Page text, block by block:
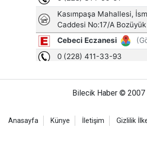
Bilecik Haber © 2007
Anasayfa Künye İletişim Gizlilik